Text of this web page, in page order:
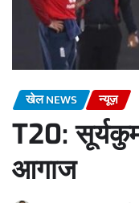
खेल NEWS न्यूज़
T20:
आगाज